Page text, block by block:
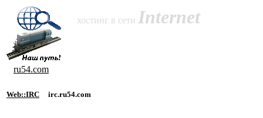
хостинг в сети Internet
ru54.com
Web::IRC irc.ru54.com